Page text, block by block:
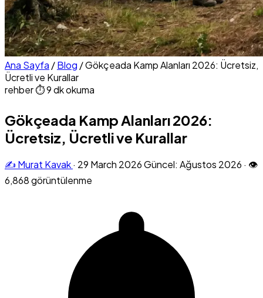
Ana Sayfa /Blog /Gökçeada Kamp Alanları 2026: Ücretsiz,
Ücretli ve Kurallar
rehber⏱ 9 dk okuma
Gökçeada Kamp Alanları 2026:
Ücretsiz, Ücretli ve Kurallar
✍️ Murat Kavak· 29 March 2026Güncel: Ağustos 2026 · 👁
6,868 görüntülenme